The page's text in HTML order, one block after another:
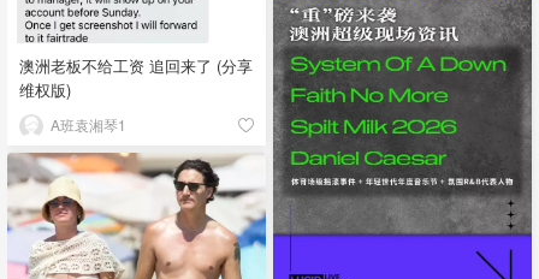
澳洲老板不给工资 追回来了 (分享
维权版)
A班袁湘琴1